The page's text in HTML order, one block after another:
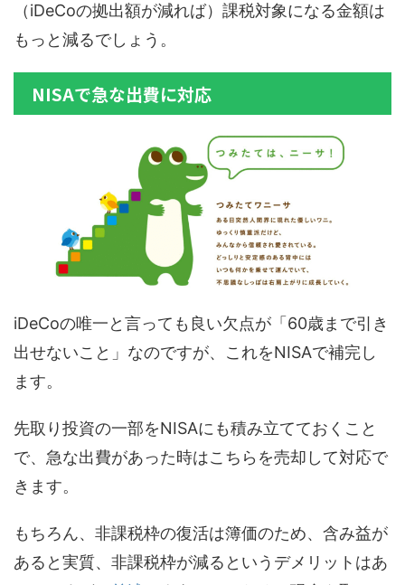
（iDeCoの拠出額が減れば）課税対象になる金額は
もっと減るでしょう。
NISAで急な出費に対応
iDeCoの唯一と言っても良い欠点が「60歳まで引き
出せないこと」なのですが、これをNISAで補完し
ます。
先取り投資の一部をNISAにも積み立てておくこと
で、急な出費があった時はこちらを売却して対応で
きます。
もちろん、非課税枠の復活は簿価のため、含み益が
あると実質、非課税枠が減るというデメリットはあ